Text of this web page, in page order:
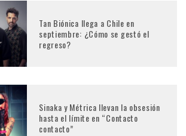
Tan Biónica llega a Chile en
septiembre: ¿Cómo se gestó el
regreso?
Sinaka y Métrica llevan la obsesión
hasta el límite en “Contacto
contacto”